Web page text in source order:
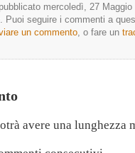
mercoledì, 27 Maggio
. Puoi seguire i commenti a
un commento , o fare un
avere una lunghezza